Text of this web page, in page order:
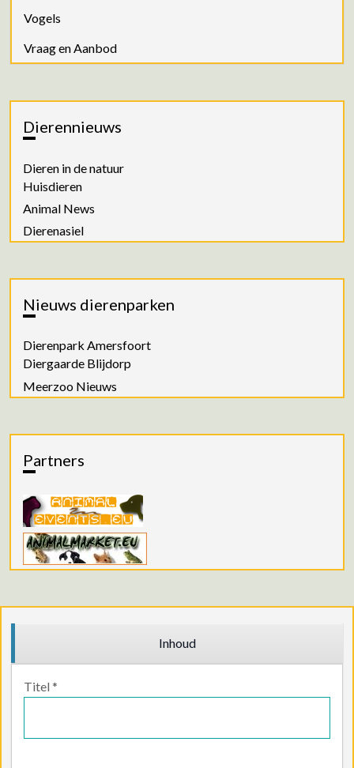
Vogels
Vraag en Aanbod
Dierennieuws
Dieren in de natuur
Huisdieren
Animal News
Dierenasiel
Nieuws dierenparken
Dierenpark Amersfoort
Diergaarde Blijdorp
Meerzoo Nieuws
Partners
Inhoud
Titel *